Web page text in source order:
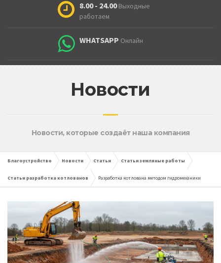
8.00 - 24.00 Выходные
работаем
WHATSAPP Онлайн
Новости
Новости, которые создаёт наша компания
Благоустройство Новости Статьи Статьи земляные работы
Статьи разработка котлованов Разработка котлована методом гидромеханики